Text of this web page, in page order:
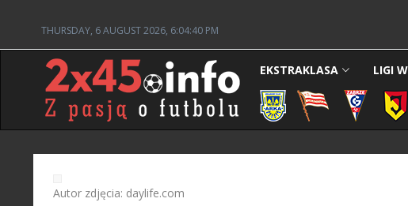
THURSDAY, 6 AUGUST 2026, 6:04:41 PM
EKSTRAKLASA LIGI
Autor zdjęcia: daylife.com